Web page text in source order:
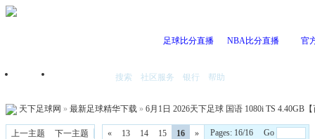
足球比分直播 NBA比分直播 官
首页 搜索 社区服务 银行 帮助
天下足球网 » 最新足球精华下载 » 6月1日 2026天下足球 国语 1080i TS 4.40GB
上一主题 下一主题 « 13 14 15 16 » Pages: 16/16 Go